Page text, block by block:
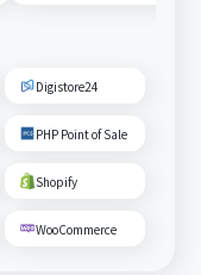
Digistore24
PHP Point of Sale
Shopify
WooCommerce